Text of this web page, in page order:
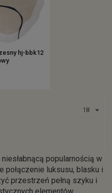
hj-bbk12
popularnością w
połączenie luksusu, blasku i
przestrzeń pełną szyku i